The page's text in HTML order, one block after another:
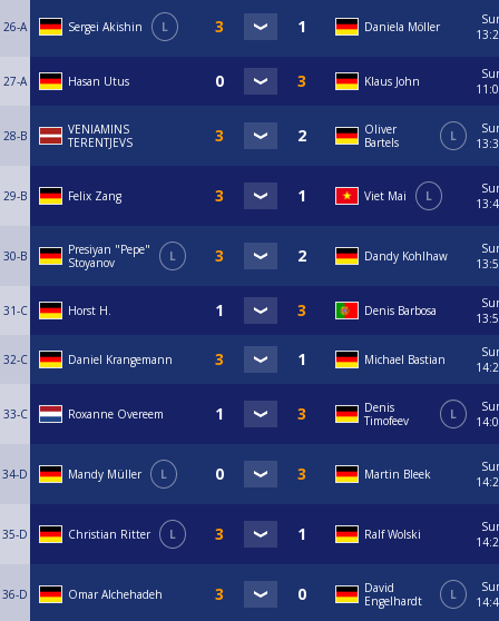
26-A Sergei Akishin L Daniela Möller
27-A Hasan Utus Klaus John
28-B
VENIAMINS
TERENTJEVS
Oliver
Bartels
L
29-B Felix Zang Viet Mai L
30-B
Presiyan "Pepe"
Stoyanov
L Dandy Kohlhaw
31-C Horst H. Denis Barbosa
32-C Daniel Krangemann Michael Bastian
33-C Roxanne Overeem
Denis
Timofeev
L
34-D Mandy Müller L Martin Bleek
35-D Christian Ritter L Ralf Wolski
36-D Omar Alchehadeh
David
Engelhardt
L